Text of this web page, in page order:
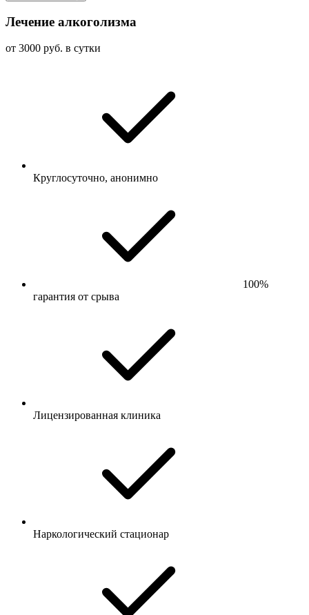
Лечение алкоголизма
от 3000 руб. в сутки
Круглосуточно, анонимно
100%
гарантия от срыва
Лицензированная клиника
Наркологический стационар